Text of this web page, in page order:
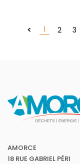
1 2 3
AMORCE
18 RUE GABRIEL PÉRI